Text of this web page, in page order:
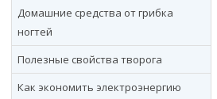
Домашние средства от грибка
ногтей
Полезные свойства творога
Как экономить электроэнергию